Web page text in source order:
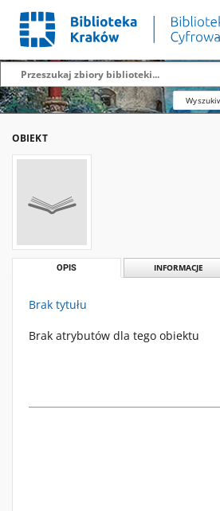
OBIEKT
OPIS INFORMACJE
Brak tytułu
Brak atrybutów dla tego obiektu